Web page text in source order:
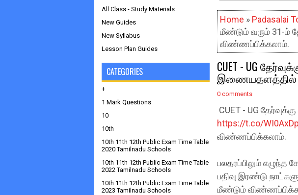
Home » Padasalai
மீண்டும் வரும் 31-
விண்ணப்பிக்கலாம்.
CUET - UG
இணையதளத்தில்
0 comments
CUET - UG
https://t.co/
விண்ணப்பிக்கலாம்.
பலதரப்பிலும்
பதிவு இரண்டு
மீண்டும்
All Class - Study Materials
New Guides
New Syllabus
Lesson Plan Guides
CATEGORIES
+
1 Mark Questions
10
10th
10th 11th 12th Public Exam Time Table
2020 Tamilnadu Schools
10th 11th 12th Public Exam Time Table
2022 Tamilnadu Schools
10th 11th 12th Public Exam Time Table
2023 Tamilnadu Schools